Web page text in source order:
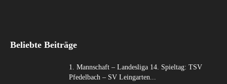
Beliebte Beiträge
1. Mannschaft – Landesliga 14. Spieltag: TSV
Pfedelbach – SV Leingarten...